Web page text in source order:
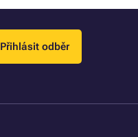
Přihlásit odběr